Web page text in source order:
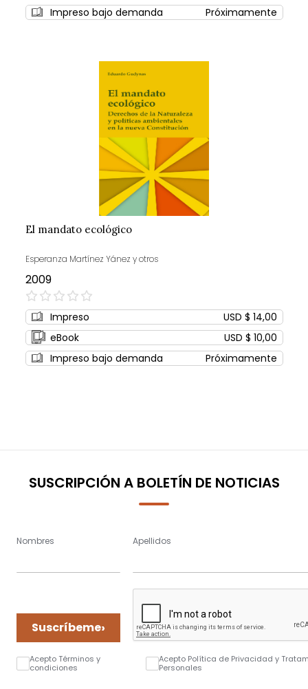
Impreso bajo demanda
Próximamente
El mandato ecológico
Esperanza Martínez Yánez y otros
2009
0%
Impreso
USD $ 14,00
eBook
USD $ 10,00
Impreso bajo demanda
Próximamente
SUSCRIPCIÓN A BOLETÍN DE NOTICIAS
Nombres Apellidos
Suscríbeme›
Acepto Términos y
condiciones
Acepto Política de Privacidad y
Personales